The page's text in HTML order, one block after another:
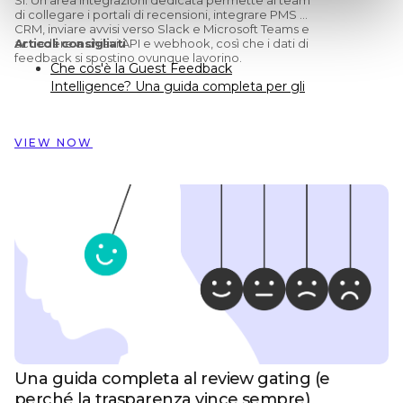
di collegare i portali di recensioni, integrare PMS e
CRM, inviare avvisi verso Slack e Microsoft Teams e
accedere a chiavi API e webhook, così che i dati di
feedback si spostino ovunque lavorino.
Articoli consigliati
Che cos'è la Guest Feedback
Intelligence? Una guida completa per gli
degli ospiti hanno ispirato la
Customer Alliance per gestire il feedback
degli ospiti su quasi 60 hotel
VIEW NOW
Una guida completa al review gating (e